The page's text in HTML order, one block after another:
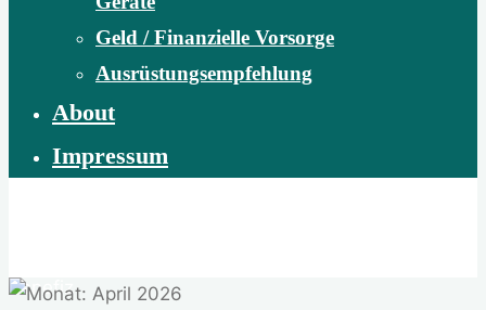
Geld / Finanzielle Vorsorge
Ausrüstungsempfehlung
About
Impressum
Benefiz